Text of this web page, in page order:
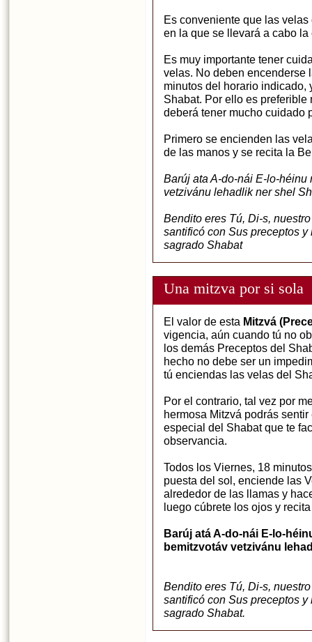
Es conveniente que las
en la que se llevará a cabo la
Es muy importante tener
velas. No deben encenderse
minutos del horario indicado,
Shabat. Por ello es
deberá tener mucho cuidado
Primero se encienden las
de las manos y se recita la
Barúj ata A-do-nái E-lo-
vetzivánu lehadlik ner shel
Bendito eres Tú, Di-s,
santificó con Sus preceptos
sagrado Shabat
Una mitzva por si sola
El valor de esta Mitzvá
vigencia, aún cuando tú no
los demás Preceptos del
hecho no debe ser un
tú enciendas las velas del
Por el contrario, tal vez por
hermosa Mitzvá podrás sentir
especial del Shabat que te
observancia.
Todos los Viernes, 18
puesta del sol, enciende las
alrededor de las llamas y
luego cúbrete los ojos y
Barúj atá A-do-nái E-lo-
bemitzvotáv vetzivánu
Bendito eres Tú, Di-s,
santificó con Sus preceptos
sagrado Shabat.